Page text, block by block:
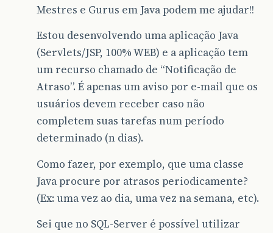
Mestres e Gurus em Java podem me ajudar!!
Estou desenvolvendo uma aplicação Java
(Servlets/JSP, 100% WEB) e a aplicação tem
um recurso chamado de “Notificação de
Atraso”. É apenas um aviso por e-mail que os
usuários devem receber caso não
completem suas tarefas num período
determinado (n dias).
Como fazer, por exemplo, que uma classe
Java procure por atrasos periodicamente?
(Ex: uma vez ao dia, uma vez na semana, etc).
Sei que no SQL-Server é possível utilizar